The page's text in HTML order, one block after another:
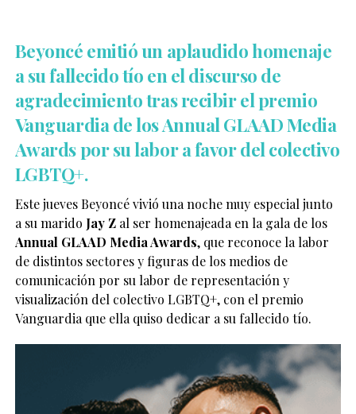
Beyoncé emitió un aplaudido homenaje
a su fallecido tío en el discurso de
agradecimiento tras recibir el premio
Vanguardia de los Annual GLAAD Media
Awards por su labor a favor del colectivo
LGBTQ+.
Este jueves Beyoncévivió una noche muy especial junto
a su marido Jay Zal ser homenajeada en la gala de los
Annual GLAAD Media Awards, que reconoce la labor
de distintos sectores y figuras de los medios de
comunicación por su labor de representación y
visualización del colectivo LGBTQ+, con el premio
Vanguardia que ella quiso dedicar a su fallecido tío.